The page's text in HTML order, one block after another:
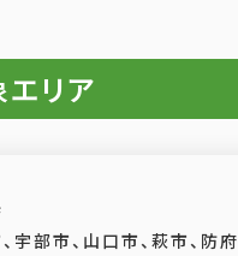
リア
宇部市、山口市、萩市、防